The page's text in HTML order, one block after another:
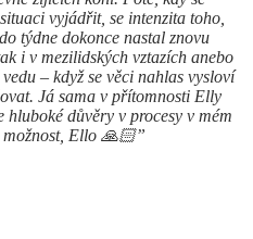
vyjádřit, se intenzita toho,
týdne dokonce nastal znovu
i v mezilidských vztazích anebo
– když se věci nahlas vysloví
Já sama v přítomnosti Elly
důvěry v procesy v mém
možnost, Ello 🙏🏻”